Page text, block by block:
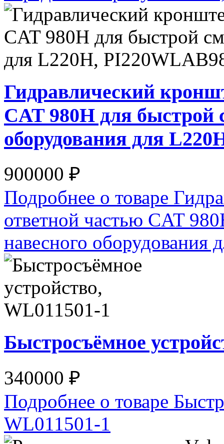
Гидравлический
CAT 980H для быстрой
оборудования для
900000 ₽
Подробнее о товаре
ответной частью CAT
навесного
Быстросъёмное
340000 ₽
Подробнее о товаре
WL011501-1